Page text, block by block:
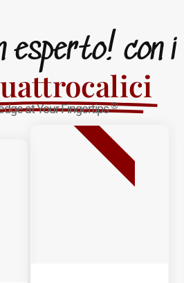
esperto! con i
at Your Fingertips®
BESTSELLER